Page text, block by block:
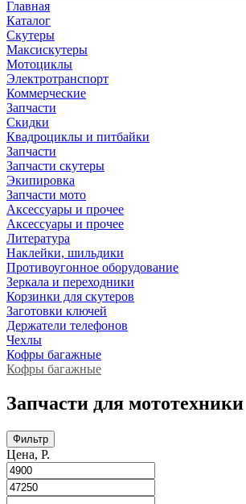
Главная
Каталог
Скутеры
Максискутеры
Мотоциклы
Электротранспорт
Коммерческие
Запчасти
Скидки
Квадроциклы и питбайки
Запчасти
Запчасти скутеры
Экипировка
Запчасти мото
Аксессуары и прочее
Аксессуары и прочее
Литература
Наклейки, шильдики
Противоугонное оборудование
Зеркала и переходники
Корзинки для скутеров
Заготовки ключей
Держатели телефонов
Чехлы
Кофры багажные
Кофры багажные
Запчасти для мототехники
Фильтр
Цена, Р.